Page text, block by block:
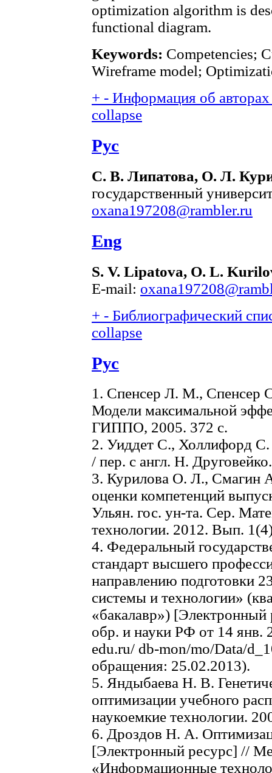
optimization algorithm is
functional diagram.
Keywords: Competencies;
Wireframe model;
+ - Информация об
collapse
Рус
С. В. Липатова, О. Л.
государственный
oxana197208@rambler.ru
Eng
S. V. Lipatova, O. L.
E-mail:
+ - Библиографический
collapse
Рус
1. Спенсер Л. М., Спенсер
Модели максимальной
ГИППО, 2005. 372 с.
2. Уиддет С., Холлифорд С.
/ пер. с англ. Н.
3. Курилова О. Л., Смагин
оценки компетенций
Ульян. гос. ун-та. Сер.
технологии. 2012. Вып.
4. Федеральный
стандарт высшего
направлению подготовки
системы и технологии»
«бакалавр»)
обр. и науки РФ от 14
edu.ru/ db-mon/mo/Data/
обращения: 25.02.2013).
5. Яндыбаева Н. В.
оптимизации учебного
наукоемкие технологии.
6. Дроздов Н. А.
[Электронный ресурс] //
«Информационные